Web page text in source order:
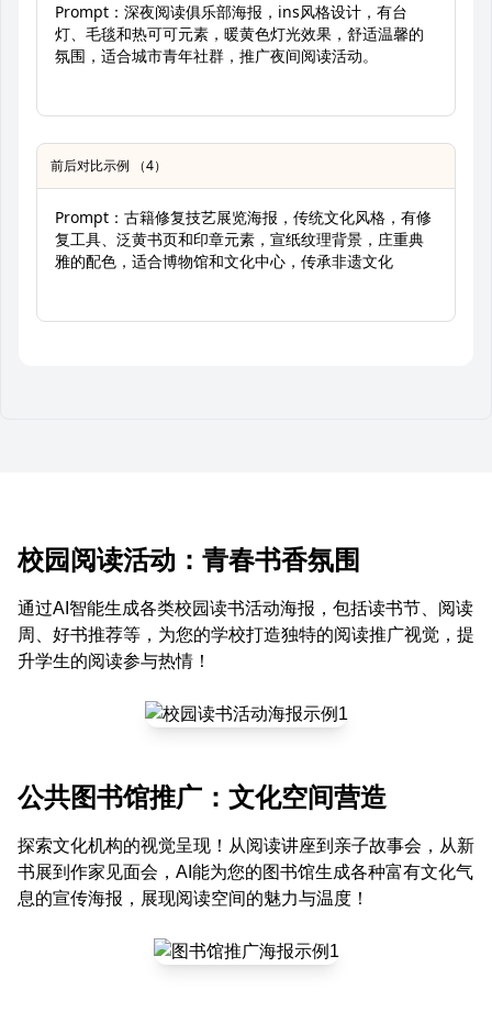
Prompt：深夜阅读俱乐部海报，ins风格设计，有台
灯、毛毯和热可可元素，暖黄色灯光效果，舒适温馨的
氛围，适合城市青年社群，推广夜间阅读活动。
前后对比示例 （4）
Prompt：古籍修复技艺展览海报，传统文化风格，有修
复工具、泛黄书页和印章元素，宣纸纹理背景，庄重典
雅的配色，适合博物馆和文化中心，传承非遗文化
校园阅读活动：青春书香氛围
通过AI智能生成各类校园读书活动海报，包括读书节、阅读
周、好书推荐等，为您的学校打造独特的阅读推广视觉，提
升学生的阅读参与热情！
公共图书馆推广：文化空间营造
探索文化机构的视觉呈现！从阅读讲座到亲子故事会，从新
书展到作家见面会，AI能为您的图书馆生成各种富有文化气
息的宣传海报，展现阅读空间的魅力与温度！